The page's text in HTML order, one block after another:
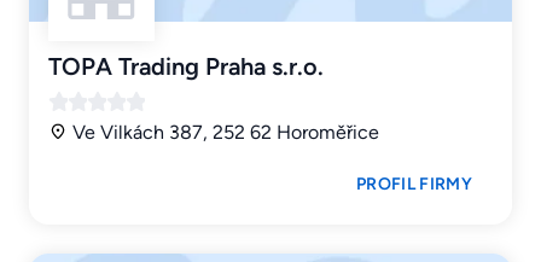
TOPA Trading Praha s.r.o.
Ve Vilkách 387, 252 62 Horoměřice
PROFIL FIRMY